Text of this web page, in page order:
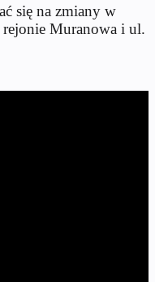
się na zmiany w
Muranowa i ul.